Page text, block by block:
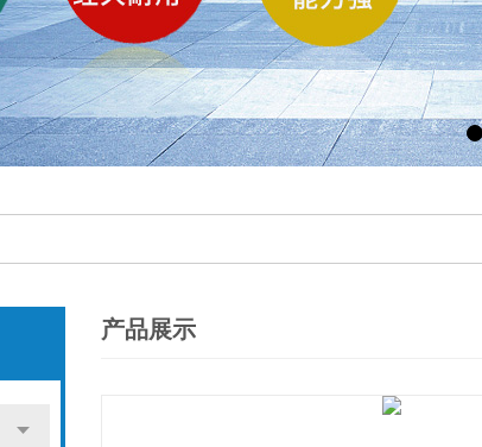
产品展示